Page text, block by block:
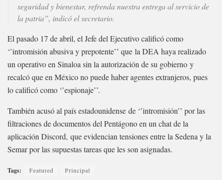
seguridad y bienestar, refrenda nuestra entrega al servicio de
la patria”, indicó el secretario.
El pasado 17 de abril, el Jefe del Ejecutivo calificó como
‘’intromisión abusiva y prepotente’’ que la DEA haya realizado
un operativo en Sinaloa sin la autorización de su gobierno y
recalcó que en México no puede haber agentes extranjeros, pues
lo calificó como ‘’espionaje’’.
También acusó al país estadounidense de ‘’intromisión’’ por las
filtraciones de documentos del Pentágono en un chat de la
aplicación Discord, que evidencian tensiones entre la Sedena y la
Semar por las supuestas tareas que les son asignadas.
Tags: Featured Principal